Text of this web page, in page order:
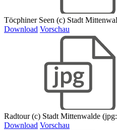
Töcphiner Seen (c) Stadt
Download Vorschau
Radtour (c) Stadt Mittenwalde
Download Vorschau